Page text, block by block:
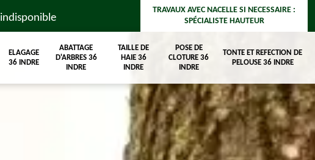
indisponible
TRAVAUX AVEC NACELLE SI NECESSAIRE :
SPÉCIALISTE HAUTEUR
ELAGAGE
36 INDRE
ABATTAGE
D'ARBRES 36
INDRE
TAILLE DE
HAIE 36
INDRE
POSE DE
CLOTURE 36
INDRE
TONTE ET REFECTION DE
PELOUSE 36 INDRE